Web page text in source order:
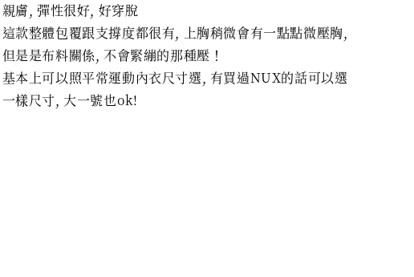
親膚, 彈性很好, 好穿脫
這款整體包覆跟支撐度都很有, 上胸稍微會有一點點微壓胸,
但是是布料關係, 不會緊繃的那種壓！
基本上可以照平常運動內衣尺寸選, 有買過NUX的話可以選
一樣尺寸, 大一號也ok!